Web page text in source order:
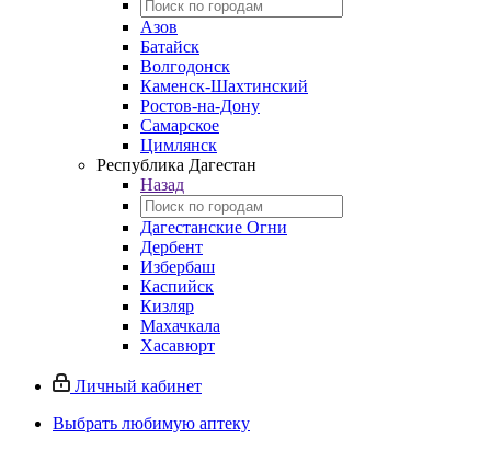
Азов
Батайск
Волгодонск
Каменск-Шахтинский
Ростов-на-Дону
Самарское
Цимлянск
Республика Дагестан
Назад
Дагестанские Огни
Дербент
Избербаш
Каспийск
Кизляр
Махачкала
Хасавюрт
Личный кабинет
Выбрать любимую аптеку